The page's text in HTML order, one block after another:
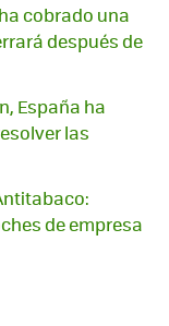
cobrado una
después de
España ha
las
de empresa